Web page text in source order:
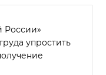
России»
упростить